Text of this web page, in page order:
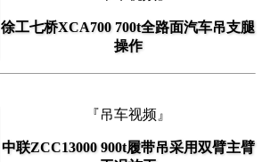
徐工七桥XCA700 700t全路面汽车吊支腿
操作
『吊车视频』
中联ZCC13000 900t履带吊采用双臂主臂